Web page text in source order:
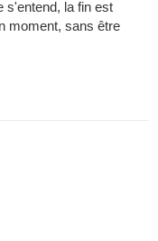
s'entend, la fin est
moment, sans être